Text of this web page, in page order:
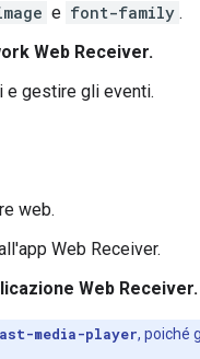
e font-family .
Web Receiver.
e gestire gli eventi.
web.
Web Receiver.
Web Receiver.
media-player, poiché